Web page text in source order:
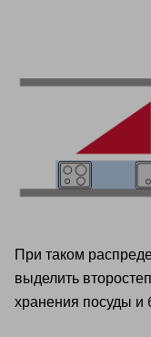
При таком
выделить
хранения посуды и